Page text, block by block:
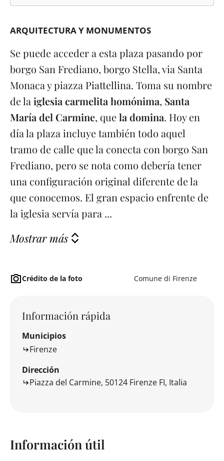
ARQUITECTURA Y MONUMENTOS
Se puede acceder a esta plaza pasando por
borgo San Frediano, borgo Stella, via Santa
Monaca y piazza Piattellina. Toma su nombre
de la iglesia carmelita homónima, Santa
María del Carmine, quela domina. Hoy en
día la plaza incluye también todo aquel
tramo de calle que la conecta con borgo San
Frediano, pero se nota como debería tener
una configuración original diferente de la
que conocemos. El gran espacio enfrente de
la iglesia servía para ...
Mostrar más
Crédito de la foto Comune di Firenze
Información rápida
Municipios
Firenze
Dirección
Piazza del Carmine, 50124 Firenze FI, Italia
Información útil